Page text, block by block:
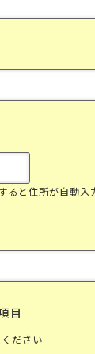
ると住所が自動入
目
ださい